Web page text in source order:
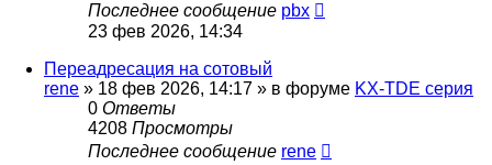
Последнее сообщение pbx
23 фев 2026, 14:34
Переадресация на сотовый
rene » 18 фев 2026, 14:17 » в форуме KX-TDE серия
0 Ответы
4208 Просмотры
Последнее сообщение rene